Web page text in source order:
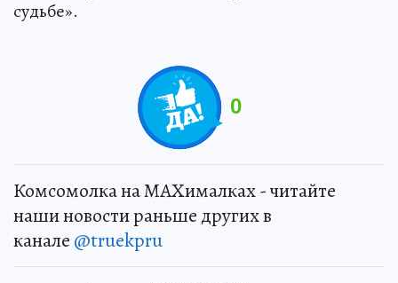
судьбе».
0
Комсомолка на MAXималках - читайте
наши новости раньше других в
канале @truekpru